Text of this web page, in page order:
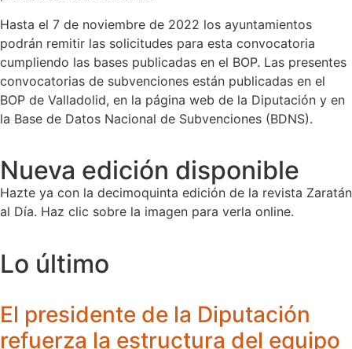
Hasta el 7 de noviembre de 2022 los ayuntamientos
podrán remitir las solicitudes para esta convocatoria
cumpliendo las bases publicadas en el BOP. Las presentes
convocatorias de subvenciones están publicadas en el
BOP de Valladolid, en la página web de la Diputación y en
la Base de Datos Nacional de Subvenciones (BDNS).
Nueva edición disponible
Hazte ya con la decimoquinta edición de la revista Zaratán
al Día. Haz clic sobre la imagen para verla online.
Lo último
El presidente de la Diputación
refuerza la estructura del equipo